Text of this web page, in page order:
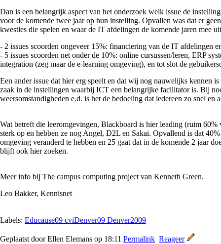
Dan is een belangrijk aspect van het onderzoek welk issue de
voor de komende twee jaar op hun instelling. Opvallen was dat er
kwesties die spelen en waar de IT afdelingen de komende jaren mee
- 2 issues scoorden ongeveer 15%: financiering van de IT afdelingen
- 5 issues scoorden net onder de 10%: online cursussen/leren, ERP
integration (zeg maar de e-learning omgeving), en tot slot de
Een ander issue dat hier erg speelt en dat wij nog nauwelijks kennen
zaak in de instellingen waarbij ICT een belangrijke facilitator is. Bij
weersomstandigheden e.d. is het de bedoeling dat iedereen zo snel
Wat betreft die leeromgevingen, Blackboard is hier leading (ruim
sterk op en hebben ze nog Angel, D2L en Sakai. Opvallend is dat
omgeving veranderd te hebben en 25 gaat dat in de komende 2 jaar
blijft ook hier zoeken.
Meer info bij The campus computing project van Kenneth Green.
Leo Bakker, Kennisnet
Labels: Educause09 cviDenver09 Denver2009
Geplaatst door Ellen Elemans op 18:11 Permalink Reageer